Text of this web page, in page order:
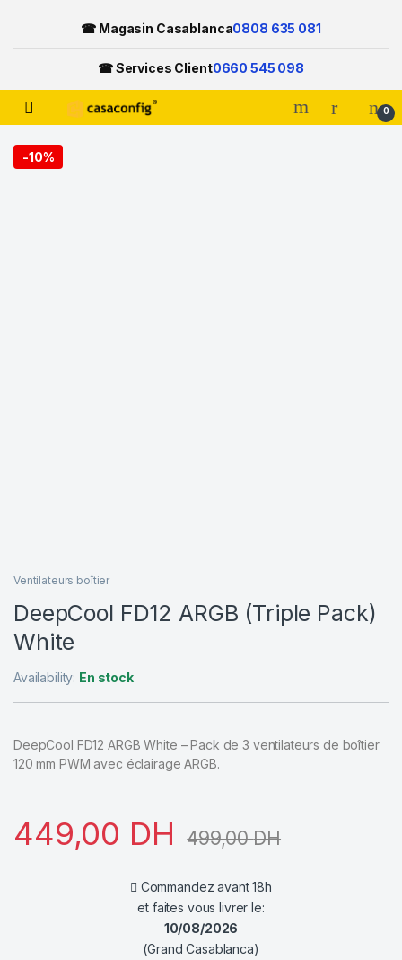
☎ Magasin Casablanca0808 635 081
☎ Services Client0660 545 098
Open 0
-10%
Ventilateurs boîtier
DeepCool FD12 ARGB (Triple Pack)
White
Availability: En stock
DeepCool FD12 ARGB White – Pack de 3 ventilateurs de boîtier
120 mm PWM avec éclairage ARGB.
449,00 DH 499,00DH
Commandez avant 18h
et faites vous livrer le:
10/08/2026
(Grand Casablanca)